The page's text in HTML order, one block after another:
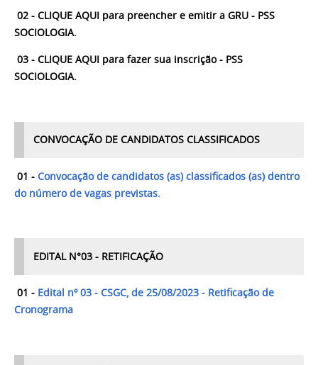
02 - CLIQUE AQUI para preencher e emitir a GRU - PSS
SOCIOLOGIA.
03 - CLIQUE AQUI para fazer sua inscrição - PSS
SOCIOLOGIA.
CONVOCAÇÃO DE CANDIDATOS CLASSIFICADOS
01 - Convocação de candidatos (as) classificados (as) dentro
do número de vagas previstas.
EDITAL N°03 - RETIFICAÇÃO
01 - Edital nº 03 - CSGC, de 25/08/2023 - Retificação de
Cronograma